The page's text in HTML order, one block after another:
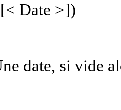
Date >])
date, si vide